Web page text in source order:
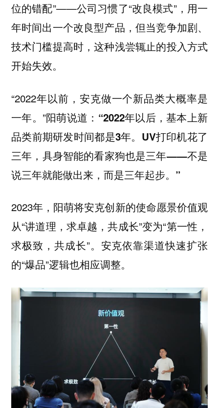
位的错配”——公司习惯了“改良模式”，用一
年时间出一个改良型产品，但当竞争加剧、
技术门槛提高时，这种浅尝辄止的投入方式
开始失效。
“2022年以前，安克做一个新品类大概率是
一年。”阳萌说道： “2022年以后，基本上新
品类前期研发时间都是3年。UV打印机花了
三年，具身智能的看家狗也是三年——不是
说三年就能做出来，而是三年起步。”
2023年，阳萌将安克创新的使命愿景价值观
从“讲道理，求卓越，共成长”变为“第一性，
求极致，共成长”。安克依靠渠道快速扩张
的“爆品”逻辑也相应调整。